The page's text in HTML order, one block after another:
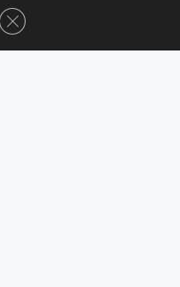
Sulje evästebanneri